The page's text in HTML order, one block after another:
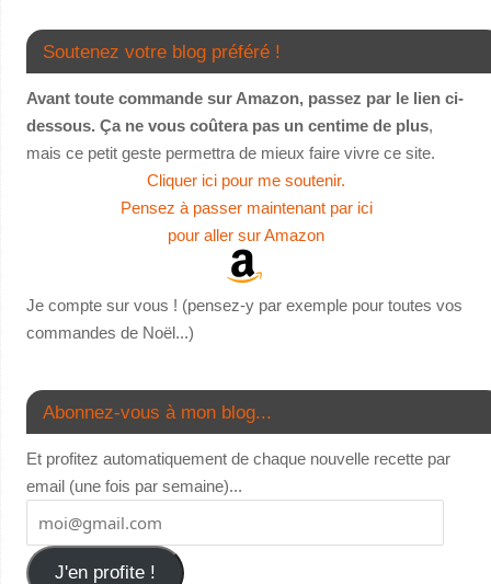
Soutenez votre blog préféré !
Avant toute commande sur Amazon, passez par le lien ci-
dessous. Ça ne vous coûtera pas un centime de plus,
mais ce petit geste permettra de mieux faire vivre ce site.
Cliquer ici pour me soutenir.
Pensez à passer maintenant par ici
pour aller sur Amazon
Je compte sur vous ! (pensez-y par exemple pour toutes vos
commandes de Noël...)
Abonnez-vous à mon blog...
Et profitez automatiquement de chaque nouvelle recette par
email (une fois par semaine)...
J'en profite !